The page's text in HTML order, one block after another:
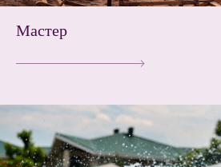
Мастер